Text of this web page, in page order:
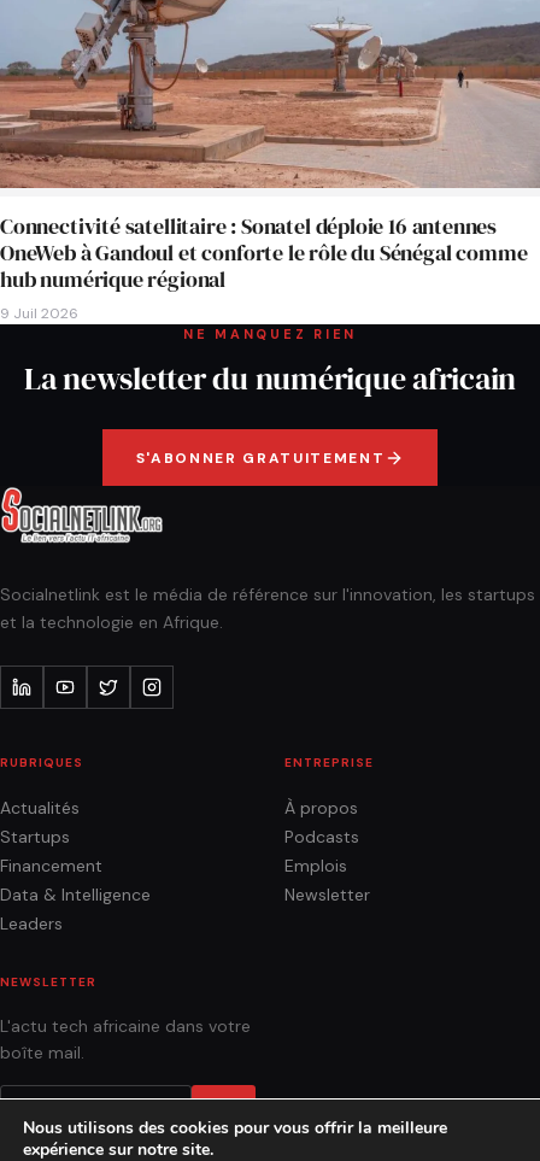
Connectivité satellitaire : Sonatel déploie 16 antennes
OneWeb à Gandoul et conforte le rôle du Sénégal comme
hub numérique régional
9 Juil 2026
NE MANQUEZ RIEN
La newsletter du numérique africain
S'ABONNER GRATUITEMENT
Socialnetlink est le média de référence sur l'innovation, les startups
et la technologie en Afrique.
RUBRIQUES
Actualités
Startups
Financement
Data & Intelligence
Leaders
ENTREPRISE
À propos
Podcasts
Emplois
Newsletter
NEWSLETTER
L'actu tech africaine dans votre
boîte mail.
Nous utilisons des cookies pour vous offrir la meilleure
expérience sur notre site.